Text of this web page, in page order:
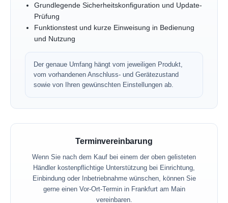
Grundlegende Sicherheitskonfiguration und Update-
Prüfung
Funktionstest und kurze Einweisung in Bedienung
und Nutzung
Der genaue Umfang hängt vom jeweiligen Produkt,
vom vorhandenen Anschluss- und Gerätezustand
sowie von Ihren gewünschten Einstellungen ab.
Terminvereinbarung
Wenn Sie nach dem Kauf bei einem der oben gelisteten
Händler kostenpflichtige Unterstützung bei Einrichtung,
Einbindung oder Inbetriebnahme wünschen, können Sie
gerne einen Vor-Ort-Termin in Frankfurt am Main
vereinbaren.